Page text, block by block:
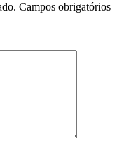
Campos obrigatórios